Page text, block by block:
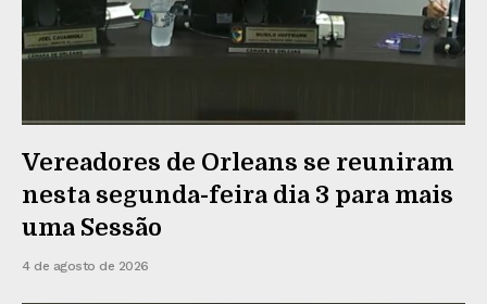
Vereadores de Orleans se reuniram
nesta segunda-feira dia 3 para mais
uma Sessão
4 de agosto de 2026